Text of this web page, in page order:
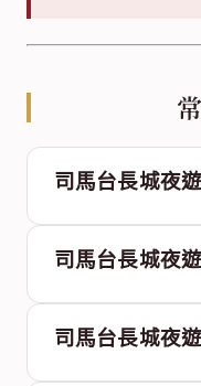
司馬台長城夜
司馬台長城夜
司馬台長城夜